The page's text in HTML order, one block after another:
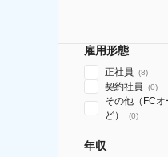
雇用形態
正社員 (8)
契約社員 (0)
その他（FC
ど）
(0)
年収